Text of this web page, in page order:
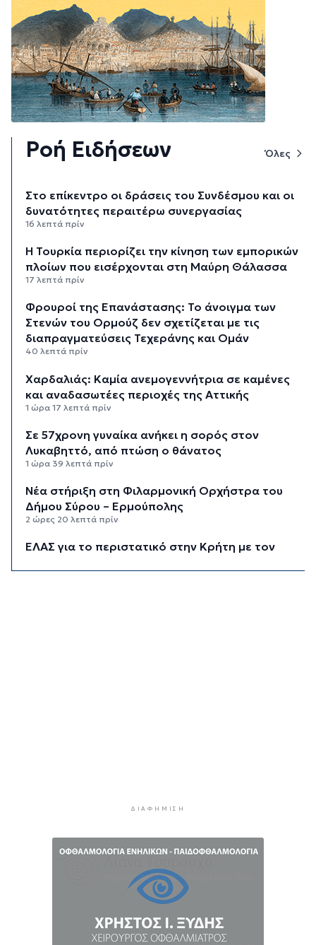
Ροή Ειδήσεων Όλες
Στο επίκεντρο οι δράσεις του Συνδέσμου και οι
δυνατότητες περαιτέρω συνεργασίας
16 λεπτά πρίν
Η Τουρκία περιορίζει την κίνηση των εμπορικών
πλοίων που εισέρχονται στη Μαύρη Θάλασσα
17 λεπτά πρίν
Φρουροί της Επανάστασης: Το άνοιγμα των
Στενών του Ορμούζ δεν σχετίζεται με τις
διαπραγματεύσεις Τεχεράνης και Ομάν
40 λεπτά πρίν
Χαρδαλιάς: Καμία ανεμογεννήτρια σε καμένες
και αναδασωτέες περιοχές της Αττικής
1 ώρα 17 λεπτά πρίν
Σε 57χρονη γυναίκα ανήκει η σορός στον
Λυκαβηττό, από πτώση ο θάνατος
1 ώρα 39 λεπτά πρίν
Νέα στήριξη στη Φιλαρμονική Ορχήστρα του
Δήμου Σύρου – Ερμούπολης
2 ώρες 20 λεπτά πρίν
ΕΛΑΣ για το περιστατικό στην Κρήτη με τον
Βρέθηκε σορός σε σπηλιά στον Λυκαβηττό
κοντά στο εκκλησάκι των Αγίων Ισιδώρων
ΔΙΑΦΉΜΙΣΗ